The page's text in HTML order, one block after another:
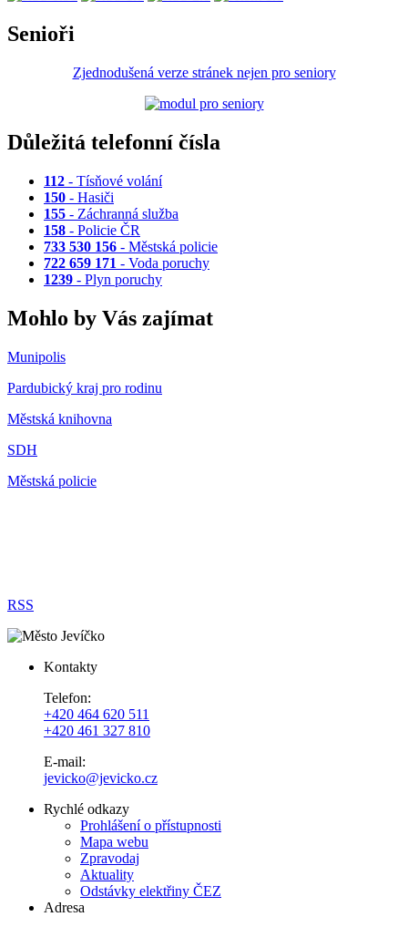
Senioři
Zjednodušená verze stránek nejen pro seniory
Důležitá telefonní čísla
112 - Tísňové volání
150 - Hasiči
155 - Záchranná služba
158 - Policie ČR
733 530 156 - Městská policie
722 659 171 - Voda poruchy
1239 - Plyn poruchy
Mohlo by Vás zajímat
Munipolis
Pardubický kraj pro rodinu
Městská knihovna
SDH
Městská policie
RSS
Kontakty
Telefon:
+420 464 620 511
+420 461 327 810
E-mail:
jevicko@jevicko.cz
Rychlé odkazy
Prohlášení o přístupnosti
Mapa webu
Zpravodaj
Aktuality
Odstávky elektřiny ČEZ
Adresa